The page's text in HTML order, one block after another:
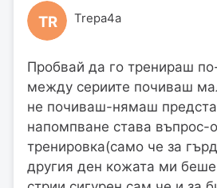
TR Trepa4a
Пробвай да го тренираш
между сериите почиваш
не почиваш-нямаш
напомпване става въпрос-
тренировка(само че за
другия ден кожата ми